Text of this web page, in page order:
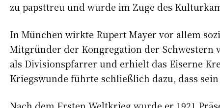
zu papsttreu und wurde im Zuge des
In München wirkte Rupert Mayer vor allem
Mitgründer der Kongregation der Schwestern
als Divisionspfarrer und erhielt das Eiserne
Kriegswunde führte schließlich dazu, dass